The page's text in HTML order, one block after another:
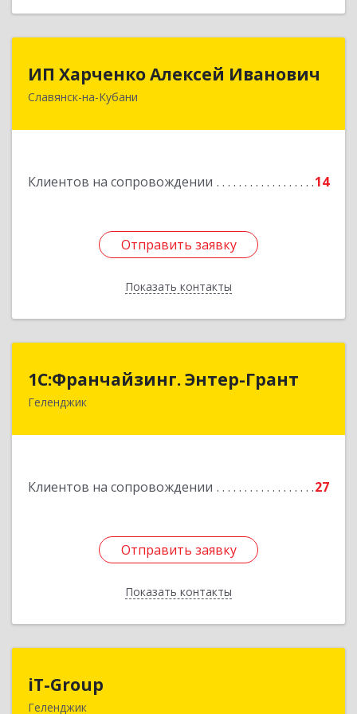
ИП Харченко Алексей Иванович
Славянск-на-Кубани
Клиентов на сопровождении 14
Отправить заявку
Показать контакты
ИП Харченко Алексей Иванович
353 579, Краснодарский край, ст.Петровская,
Отправить заявку
Назад
1С:Франчайзинг. Энтер-Грант
Геленджик
Клиентов на сопровождении 27
Отправить заявку
Показать контакты
1С:Франчайзинг. Энтер-Грант
353467, Краснодарский край, Геленджик г,
Отправить заявку
Назад
iT-Group
Геленджик353460, Краснодарский край, Геленджик г,